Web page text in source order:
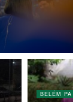
BELÉM PA